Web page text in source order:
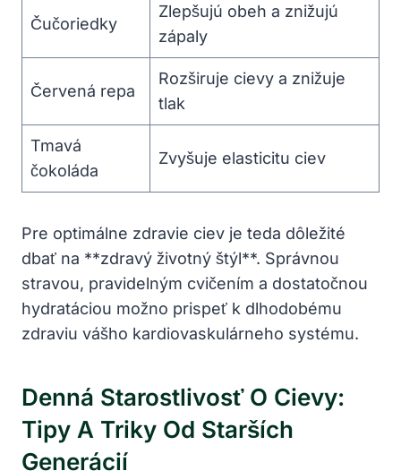
Čučoriedky
Zlepšujú obeh a znižujú
‌zápaly
Červená repa
Rozširuje cievy a znižuje⁣
tlak
Tmavá
čokoláda
Zvyšuje elasticitu ciev
Pre optimálne zdravie ciev je teda dôležité
‍dbať na **zdravý životný‌ štýl**. Správnou
stravou, pravidelným cvičením a dostatočnou
hydratáciou možno prispeť k dlhodobému
zdraviu vášho kardiovaskulárneho systému.
Denná ‍starostlivosť ‍o⁣ Cievy:
Tipy A⁢ Triky Od⁤ Starších⁢
Generácií